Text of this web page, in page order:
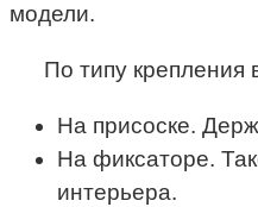
модели.
По типу крепления
На присоске.
На фиксаторе.
интерьера.